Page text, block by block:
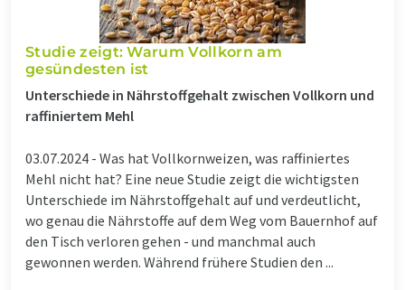
Studie zeigt: Warum Vollkorn am
gesündesten ist
Unterschiede in Nährstoffgehalt zwischen Vollkorn und
raffiniertem Mehl
03.07.2024 - Was hat Vollkornweizen, was raffiniertes
Mehl nicht hat? Eine neue Studie zeigt die wichtigsten
Unterschiede im Nährstoffgehalt auf und verdeutlicht,
wo genau die Nährstoffe auf dem Weg vom Bauernhof auf
den Tisch verloren gehen - und manchmal auch
gewonnen werden. Während frühere Studien den ...